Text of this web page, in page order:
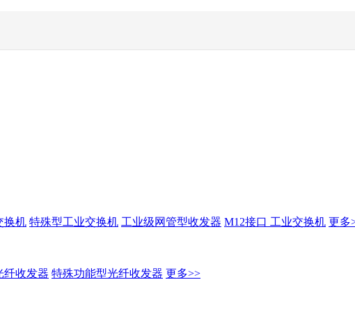
换机 特殊型工业交换机 工业级网管型收发器 M12接口 工业交换机 更多
纤收发器 特殊功能型光纤收发器 更多>>